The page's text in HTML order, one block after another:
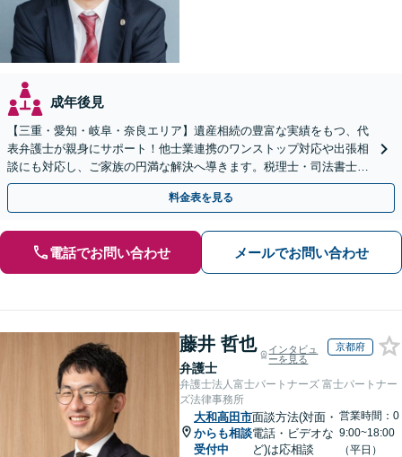
成年後見
【三重・愛知・岐阜・奈良エリア】遺産相続の豊富な実績をもつ、代
表弁護士が親身にサポート！他士業連携のワンストップ対応や出張相
談にも対応し、ご家族の円満な解決へ導きます。税理士・司法書士と
も連携し、スピーディな解決をご提案【夜間面談可】
料金表を見る
電話でお問い合わせ メールでお問い合わせ
藤井 哲也
弁護士
インタビュ
ーを見る
京都府
弁護士法人富士パートナーズ 富士パートナー
ズ法律事務所
大和高田市
からも相談
受付中
面談方法(対面・
電話・ビデオな
ど)は応相談
営業時間：0
9:00~18:00
（平日）